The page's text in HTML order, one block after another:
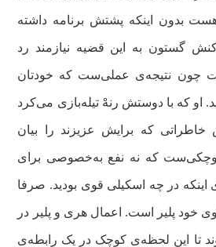
بدون اینکه پشتش برنامه داشته
گستون به این قضیه نیازمند رد
چون نتیجه‌ی عملی‌ست که خودتان
او که با دوستش رنهْ تیله‌بازی می‌کرد
که برایش عزیزند را بیان
که نه نفع‌ به‌خصوصی برای
اینکه در چه اسکیلی قوی بودید. صرفا
خود پلیر است. اعمال هری و پلیر در
تا این لحظه‌ی کوچک در یک رابطه‌ی